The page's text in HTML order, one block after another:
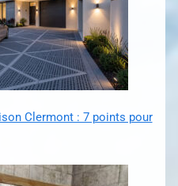
Clermont : 7 points pour